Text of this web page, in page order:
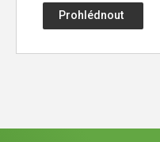
Prohlédnout